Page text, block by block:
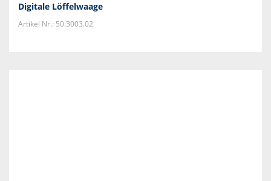
Digitale Löffelwaage
Artikel Nr.: 50.3003.02